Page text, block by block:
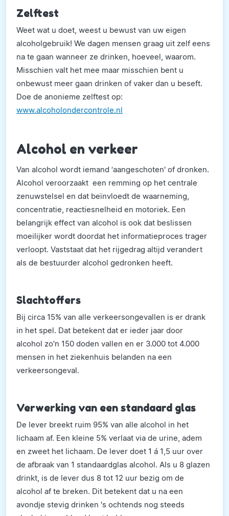
Zelftest
Weet wat u doet, weest u bewust van uw eigen
alcoholgebruik! We dagen mensen graag uit zelf eens
na te gaan wanneer ze drinken, hoeveel, waarom.
Misschien valt het mee maar misschien bent u
onbewust meer gaan drinken of vaker dan u beseft.
Doe de anonieme zelftest op:
www.alcoholondercontrole.nl
Alcohol en verkeer
Van alcohol wordt iemand ‘aangeschoten' of dronken.
Alcohol veroorzaakt een remming op het centrale
zenuwstelsel en dat beïnvloedt de waarneming,
concentratie, reactiesnelheid en motoriek. Een
belangrijk effect van alcohol is ook dat beslissen
moeilijker wordt doordat het informatieproces trager
verloopt. Vaststaat dat het rijgedrag altijd verandert
als de bestuurder alcohol gedronken heeft.
Slachtoffers
Bij circa 15% van alle verkeersongevallen is er drank
in het spel. Dat betekent dat er ieder jaar door
alcohol zo'n 150 doden vallen en er 3.000 tot 4.000
mensen in het ziekenhuis belanden na een
verkeersongeval.
Verwerking van een standaard glas
De lever breekt ruim 95% van alle alcohol in het
lichaam af. Een kleine 5% verlaat via de urine, adem
en zweet het lichaam. De lever doet 1 á 1,5 uur over
de afbraak van 1 standaardglas alcohol. Als u 8 glazen
drinkt, is de lever dus 8 tot 12 uur bezig om de
alcohol af te breken. Dit betekent dat u na een
avondje stevig drinken 's ochtends nog steeds